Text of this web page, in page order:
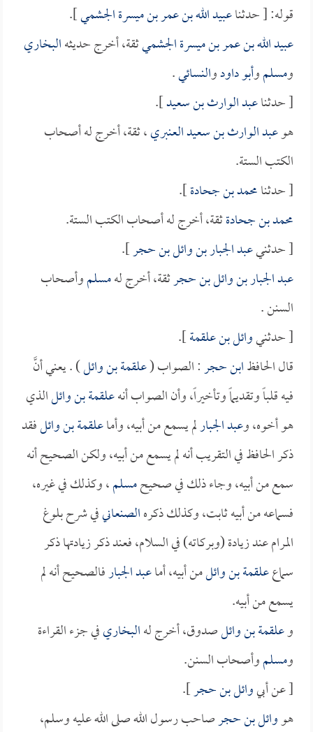
قوله: [ حدثناعبيد الله بن عمر بن ميسرة الجشمي].
عبيد الله بن عمر بن ميسرة الجشميثقة، أخرج حديثهالبخاري
ومسلموأبو داودوالنسائي.
[ حدثناعبد الوارث بن سعيد].
هوعبد الوارث بن سعيد العنبري، ثقة، أخرج له أصحاب
الكتب الستة.
[ حدثنامحمد بن جحادة].
محمد بن جحادةثقة، أخرج له أصحاب الكتب الستة.
[ حدثنيعبد الجبار بن وائل بن حجر].
عبد الجبار بن وائل بن حجرثقة، أخرج لهمسلموأصحاب
السنن .
[ حدثنيوائل بن علقمة].
قال الحافظابن حجر: الصواب (علقمة بن وائل) . يعني أنَّ
فيه قلباً وتقديماً وتأخيراً، وأن الصواب أنهعلقمة بن وائلالذي
هو أخوه، وعبد الجبارلم يسمع من أبيه، وأماعلقمة بن وائلفقد
ذكر الحافظ في التقريب أنه لم يسمع من أبيه، ولكن الصحيح أنه
سمع من أبيه، وجاء ذلك في صحيحمسلم، وكذلك في غيره،
فسماعه من أبيه ثابت، وكذلك ذكرهالصنعانيفي شرح بلوغ
المرام عند زيادة (وبركاته) في السلام، فعند ذكر زيادتها ذكر
سماععلقمة بن وائلمن أبيه، أماعبد الجبارفالصحيح أنه لم
يسمع من أبيه.
وعلقمة بن وائلصدوق، أخرج لهالبخاريفي جزء القراءة
ومسلموأصحاب السنن.
[ عن أبيوائل بن حجر].
هووائل بن حجرصاحب رسول الله صلى الله عليه وسلم،